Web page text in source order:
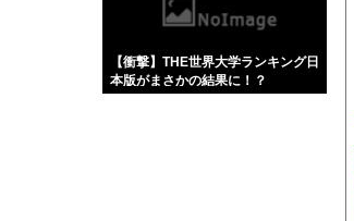
【衝撃】THE世界大学ランキング日
本版がまさかの結果に！？